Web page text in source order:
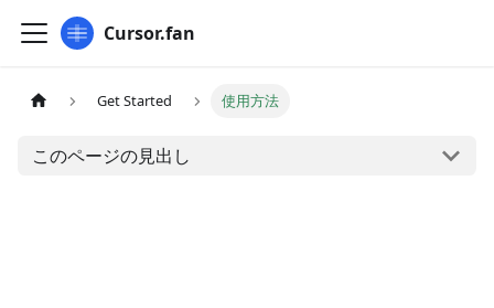
Cursor.fan
Get Started 使用方法
このページの見出し